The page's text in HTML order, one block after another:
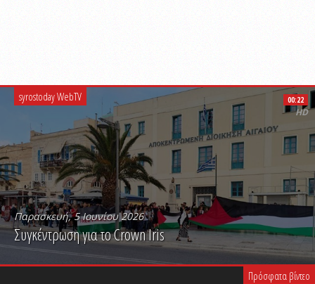
syrostoday WebTV
Παρασκευή, 5 Ιουνίου 2026
Συγκέντρωση για το Crown Iris
PLAY VIDEO
00:22
HD
Πρόσφατα βίντεο